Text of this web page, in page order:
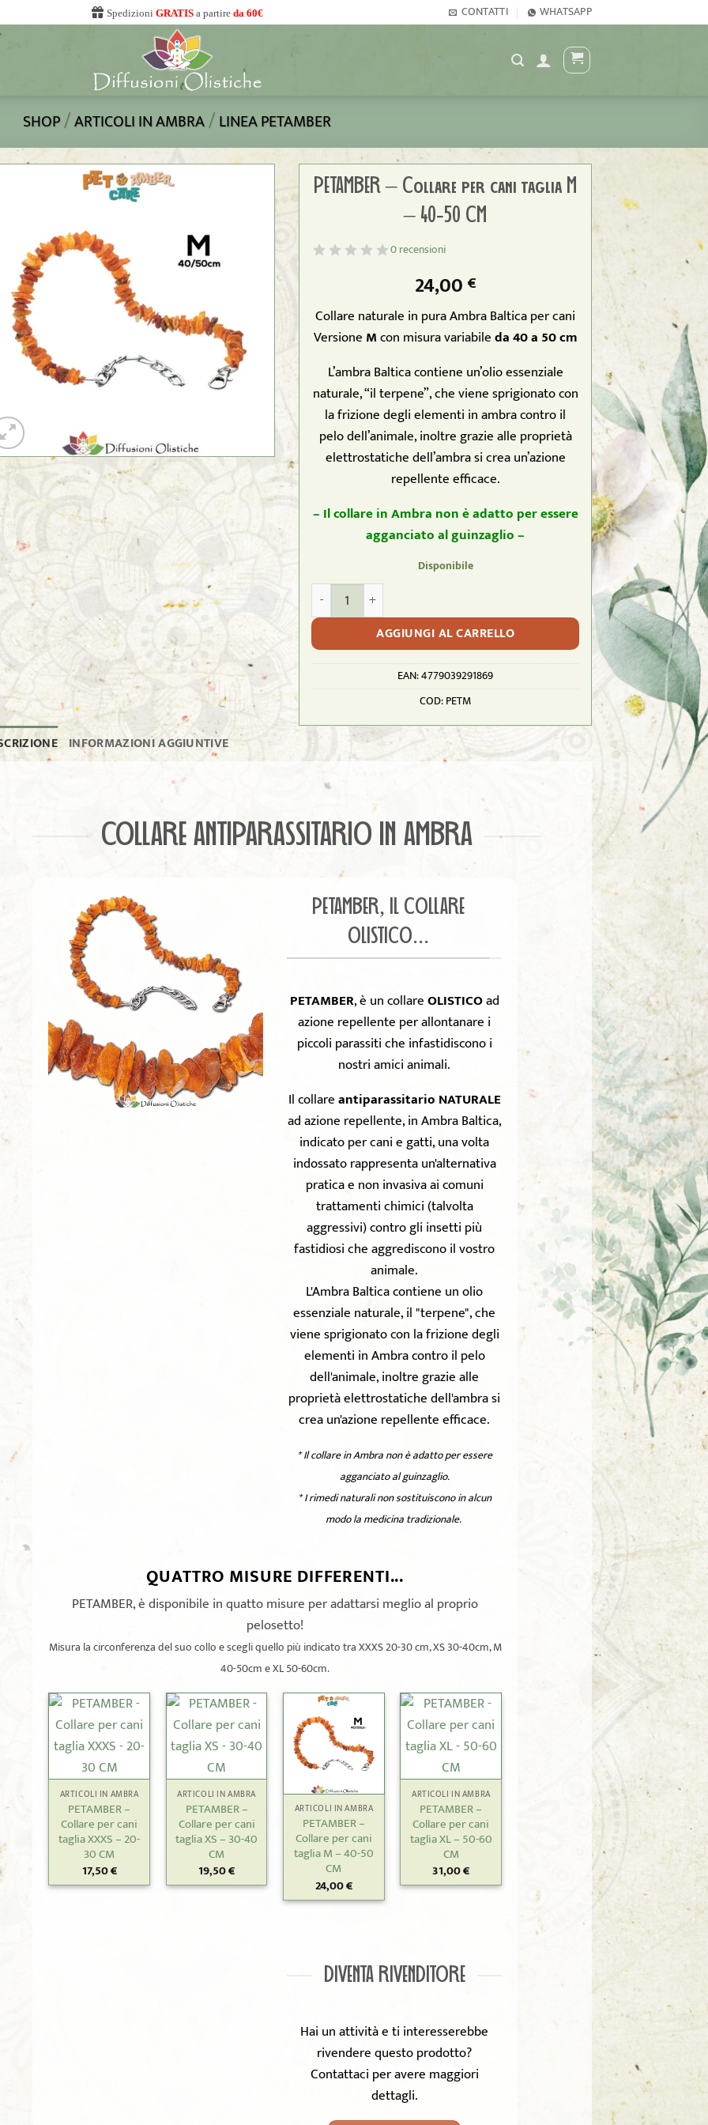
Spedizioni GRATIS a partire da 60€ CONTATTI WHATSAPP
SHOP/ARTICOLI IN AMBRA/LINEA PETAMBER
PETAMBER – Collare per cani taglia M
– 40-50 CM
0 recensioni
24,00 €
Collare naturale in pura Ambra Baltica per cani
Versione Mcon misura variabileda 40 a 50 cm
L’ambra Baltica contiene un’olio essenziale
naturale, “il terpene”, che viene sprigionato con
la frizione degli elementi in ambra contro il
pelo dell’animale, inoltre grazie alle proprietà
elettrostatiche dell’ambra si crea un’azione
repellente efficace.
– Il collare in Ambra non è adatto per essere
agganciato al guinzaglio –
Disponibile
PETAMBER - Collare per cani taglia M - 40-50 CM quantità
AGGIUNGI AL CARRELLO
EAN:4779039291869
COD:PETM
INFORMAZIONI AGGIUNTIVE
COLLARE ANTIPARASSITARIO IN AMBRA
PETAMBER, IL COLLARE
OLISTICO...
PETAMBER, è un collareOLISTICOad
azione repellente per allontanare i
piccoli parassiti che infastidiscono i
nostri amici animali.
Il collareantiparassitario NATURALE
ad azione repellente, in Ambra Baltica,
indicato per cani e gatti, una volta
indossato rappresenta un'alternativa
pratica e non invasiva ai comuni
trattamenti chimici (talvolta
aggressivi) contro gli insetti più
fastidiosi che aggrediscono il vostro
animale.
L'Ambra Baltica contiene un olio
essenziale naturale, il "terpene", che
viene sprigionato con la frizione degli
elementi in Ambra contro il pelo
dell'animale, inoltre grazie alle
proprietà elettrostatiche dell'ambra si
crea un'azione repellente efficace.
* Il collare in Ambra non è adatto per essere
agganciato al guinzaglio.
* I rimedi naturali non sostituiscono in alcun
modo la medicina tradizionale.
QUATTRO MISURE DIFFERENTI...
PETAMBER, è disponibile in quatto misure per adattarsi meglio al proprio
pelosetto!
Misura la circonferenza del suo collo e scegli quello più indicato tra XXXS 20-30 cm, XS 30-40cm, M
40-50cm e XL 50-60cm.
ARTICOLI IN AMBRA
PETAMBER –
Collare per cani
taglia XXXS – 20-
30 CM
17,50€
ARTICOLI IN AMBRA
PETAMBER –
Collare per cani
taglia XS – 30-40
CM
19,50€
ARTICOLI IN AMBRA
PETAMBER –
Collare per cani
taglia M – 40-50
CM
24,00€
ARTICOLI IN AMBRA
PETAMBER –
Collare per cani
taglia XL – 50-60
CM
31,00€
DIVENTA RIVENDITORE
Hai un attività e ti interesserebbe
rivendere questo prodotto?
Contattaci per avere maggiori
dettagli.